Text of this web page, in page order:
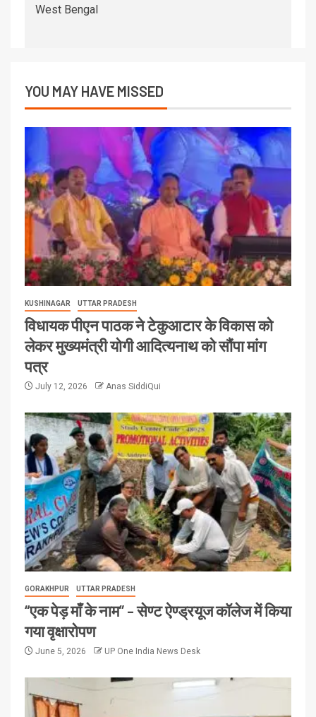
West Bengal
YOU MAY HAVE MISSED
KUSHINAGAR UTTAR PRADESH
विधायक पीएन पाठक ने टेकुआटार के विकास को
लेकर मुख्यमंत्री योगी आदित्यनाथ को सौंपा मांग
पत्र
July 12, 2026 Anas SiddiQui
GORAKHPUR UTTAR PRADESH
“एक पेड़ माँ के नाम” – सेण्ट ऐण्ड्रयूज कॉलेज में किया
गया वृक्षारोपण
June 5, 2026 UP One India News Desk